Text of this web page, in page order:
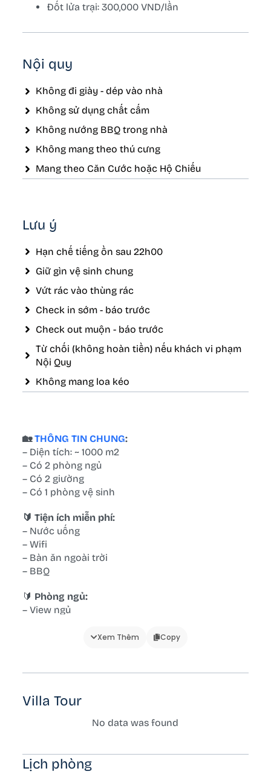
Đốt lửa trại: 300,000 VND/lần
Nội quy
Không đi giày - dép vào nhà
Không sử dụng chất cấm
Không nướng BBQ trong nhà
Không mang theo thú cưng
Mang theo Căn Cước hoặc Hộ Chiếu
Lưu ý
Hạn chế tiếng ồn sau 22h00
Giữ gìn vệ sinh chung
Vứt rác vào thùng rác
Check in sớm - báo trước
Check out muộn - báo trước
Từ chối (không hoàn tiền) nếu khách vi phạm
Nội Quy
Không mang loa kéo
🏡THÔNG TIN CHUNG:
– Diện tích: ~ 1000 m2
– Có 2 phòng ngủ
– Có 2 giường
– Có 1 phòng vệ sinh
🔰 Tiện ích miễn phí:
– Nước uống
– Wifi
– Bàn ăn ngoài trời
– BBQ
🔰 Phòng ngủ:
– View ngủ
🔰 Phòng vệ sinh/tắm:
– Bàn chải răng
– Khăn tắm
– Nóng lạnh
Xem Thêm Copy
Villa Tour
No data was found
Lịch phòng